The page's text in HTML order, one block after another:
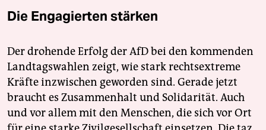
Die Engagierten stärken
Der drohende Erfolg der AfD bei den kommenden
Landtagswahlen zeigt, wie stark rechtsextreme
Kräfte inzwischen geworden sind. Gerade jetzt
braucht es Zusammenhalt und Solidarität. Auch
und vor allem mit den Menschen, die sich vor Ort